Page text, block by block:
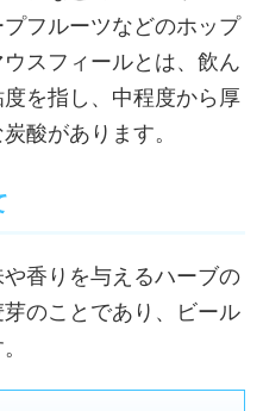
フルーツなどのホップ
スフィールとは、飲ん
を指し、中程度から厚
酸があります。
香りを与えるハーブの
のことであり、ビール